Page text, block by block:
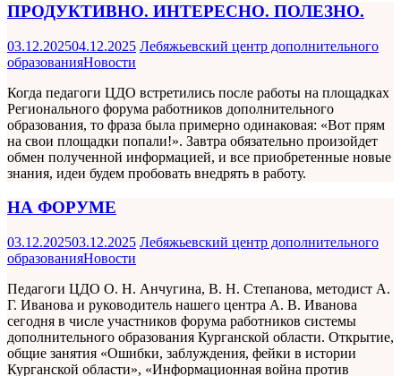
ПРОДУКТИВНО. ИНТЕРЕСНО. ПОЛЕЗНО.
03.12.202504.12.2025 Лебяжьевский центр дополнительного
образованияНовости
Когда педагоги ЦДО встретились после работы на площадках
Регионального форума работников дополнительного
образования, то фраза была примерно одинаковая: «Вот прям
на свои площадки попали!». Завтра обязательно произойдет
обмен полученной информацией, и все приобретенные новые
знания, идеи будем пробовать внедрять в работу.
НА ФОРУМЕ
03.12.202503.12.2025 Лебяжьевский центр дополнительного
образованияНовости
Педагоги ЦДО О. Н. Анчугина, В. Н. Степанова, методист А.
Г. Иванова и руководитель нашего центра А. В. Иванова
сегодня в числе участников форума работников системы
дополнительного образования Курганской области. Открытие,
общие занятия «Ошибки, заблуждения, фейки в истории
Курганской области», «Информационная война против